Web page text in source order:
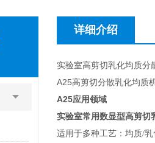
详细介绍
实验室高剪切乳化均质分
A25高剪切分散乳化均质
A25应用领域
实验室常用数显型高剪切
适用于多种工艺：均质/